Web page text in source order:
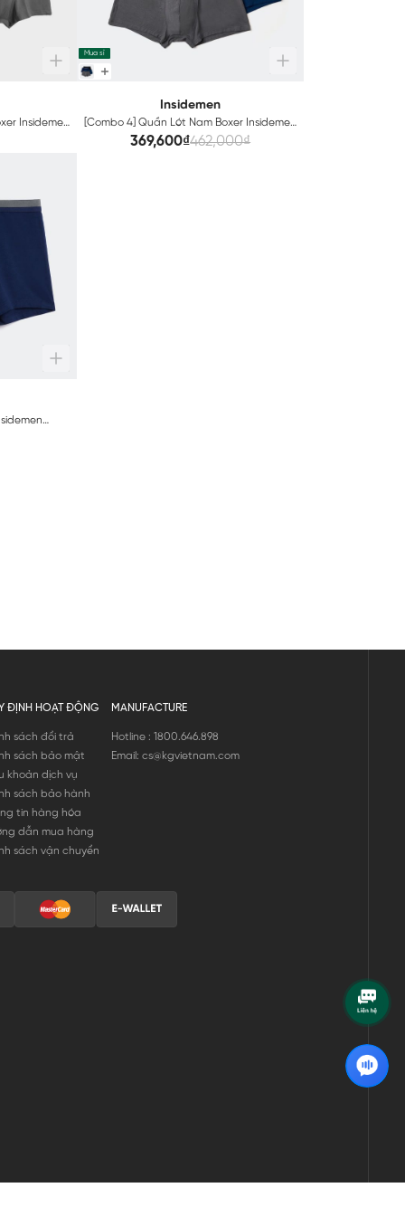
Insidemen
Mua sỉ
Insidemen
[Combo 4] Quần Lót Nam Boxer Insidemen
IBX001EXP04
369,600₫462,000₫
ĐỊNH HOẠT ĐỘNG
sách đổi trả
sách bảo mật
khoản dịch vụ
sách bảo hành
tin hàng hóa
dẫn mua hàng
sách vận chuyển
MANUFACTURE
Hotline : 1800.646.898
Email: cs@kgvietnam.com